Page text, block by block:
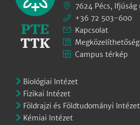
7624 Pécs, Ifjúság
+36 72 503-600
Kapcsolat
Megközelíthetőség
Campus térkép
Biológiai Intézet
Fizikai Intézet
Földrajzi és Földtudományi Intézet
Kémiai Intézet